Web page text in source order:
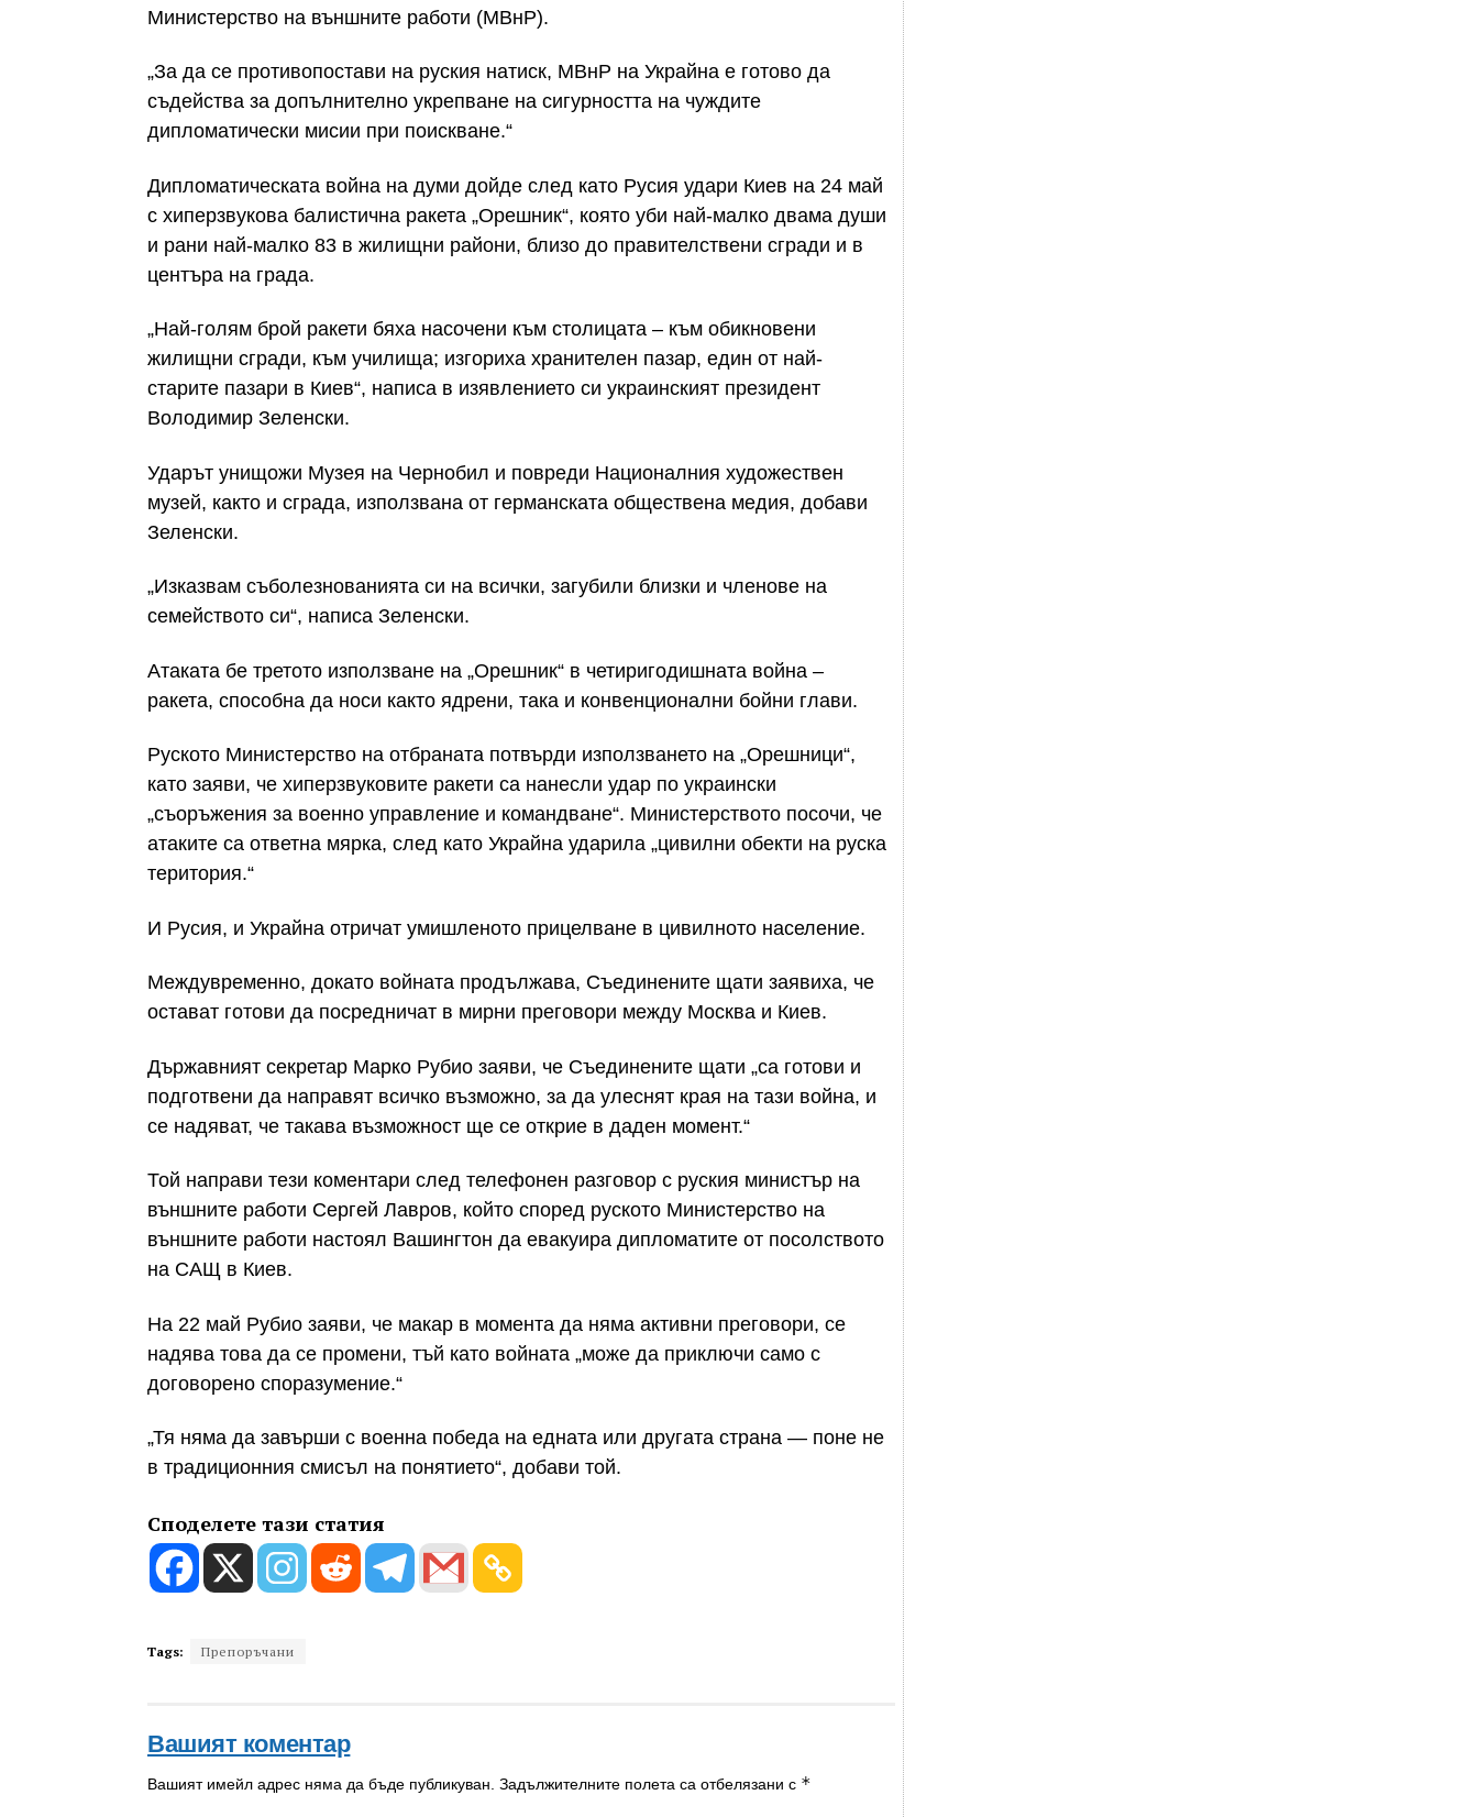
Министерство на външните работи (МВнР).
„За да се противопостави на руския натиск, МВнР на Украйна е готово да
съдейства за допълнително укрепване на сигурността на чуждите
дипломатически мисии при поискване.“
Дипломатическата война на думи дойде след като Русия удари Киев на 24 май
с хиперзвукова балистична ракета „Орешник“, която уби най-малко двама души
и рани най-малко 83 в жилищни райони, близо до правителствени сгради и в
центъра на града.
„Най-голям брой ракети бяха насочени към столицата – към обикновени
жилищни сгради, към училища; изгориха хранителен пазар, един от най-
старите пазари в Киев“, написа в изявлението си украинският президент
Володимир Зеленски.
Ударът унищожи Музея на Чернобил и повреди Националния художествен
музей, както и сграда, използвана от германската обществена медия, добави
Зеленски.
„Изказвам съболезнованията си на всички, загубили близки и членове на
семейството си“, написа Зеленски.
Атаката бе третото използване на „Орешник“ в четиригодишната война –
ракета, способна да носи както ядрени, така и конвенционални бойни глави.
Руското Министерство на отбраната потвърди използването на „Орешници“,
като заяви, че хиперзвуковите ракети са нанесли удар по украински
„съоръжения за военно управление и командване“. Министерството посочи, че
атаките са ответна мярка, след като Украйна ударила „цивилни обекти на руска
територия.“
И Русия, и Украйна отричат умишленото прицелване в цивилното население.
Междувременно, докато войната продължава, Съединените щати заявиха, че
остават готови да посредничат в мирни преговори между Москва и Киев.
Държавният секретар Марко Рубио заяви, че Съединените щати „са готови и
подготвени да направят всичко възможно, за да улеснят края на тази война, и
се надяват, че такава възможност ще се открие в даден момент.“
Той направи тези коментари след телефонен разговор с руския министър на
външните работи Сергей Лавров, който според руското Министерство на
външните работи настоял Вашингтон да евакуира дипломатите от посолството
на САЩ в Киев.
На 22 май Рубио заяви, че макар в момента да няма активни преговори, се
надява това да се промени, тъй като войната „може да приключи само с
договорено споразумение.“
„Тя няма да завърши с военна победа на едната или другата страна — поне не
в традиционния смисъл на понятието“, добави той.
Споделете тази статия
Tags: Препоръчани
Вашият коментар
Вашият имейл адрес няма да бъде публикуван. Задължителните полета са отбелязани с *